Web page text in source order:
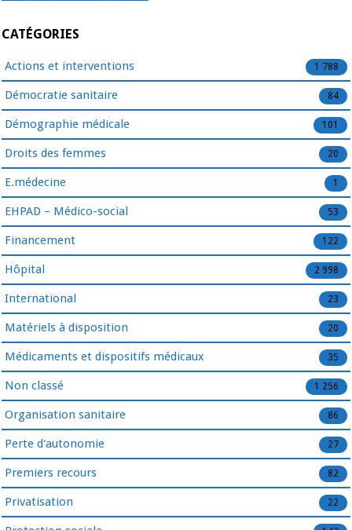
CATÉGORIES
Actions et interventions 1 788
Démocratie sanitaire 84
Démographie médicale 101
Droits des femmes 20
E.médecine 1
EHPAD – Médico-social 53
Financement 122
Hôpital 2 998
International 23
Matériels à disposition 20
Médicaments et dispositifs médicaux 35
Non classé 1 256
Organisation sanitaire 86
Perte d'autonomie 27
Premiers recours 82
Privatisation 22